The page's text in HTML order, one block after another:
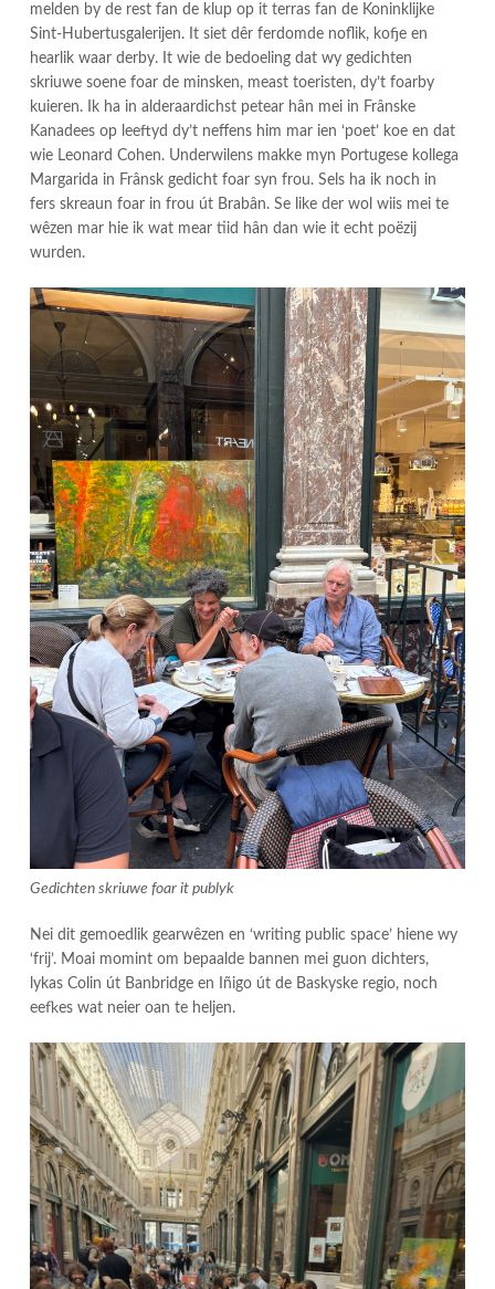
melden by de rest fan de klup op it terras fan de Koninklijke
Sint-Hubertusgalerijen. It siet dêr ferdomde noflik, kofje en
hearlik waar derby. It wie de bedoeling dat wy gedichten
skriuwe soene foar de minsken, meast toeristen, dy’t foarby
kuieren. Ik ha in alderaardichst petear hân mei in Frânske
Kanadees op leeftyd dy’t neffens him mar ien ‘poet’ koe en dat
wie Leonard Cohen. Underwilens makke myn Portugese kollega
Margarida in Frânsk gedicht foar syn frou. Sels ha ik noch in
fers skreaun foar in frou út Brabân. Se like der wol wiis mei te
wêzen mar hie ik wat mear tiid hân dan wie it echt poëzij
wurden.
Gedichten skriuwe foar it publyk
Nei dit gemoedlik gearwêzen en ‘writing public space’ hiene wy
‘frij’. Moai momint om bepaalde bannen mei guon dichters,
lykas Colin út Banbridge en Iñigo út de Baskyske regio, noch
eefkes wat neier oan te heljen.